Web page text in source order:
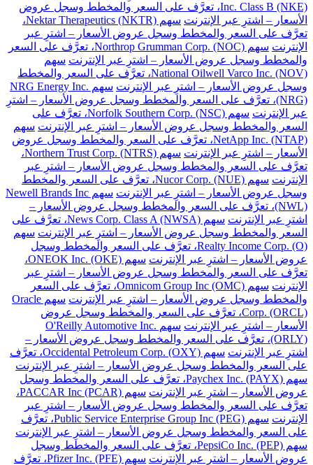
Inc. Class B (NKE)، تعرَّف على السعر والمخطط وسجل عروض
الأسعار – اشترِ عبر الإنترنت
سهم Nektar Therapeutics (NKTR)،
تعرَّف على السعر والمخطط وسجل عروض الأسعار – اشترِ عبر
الإنترنت
سهم Northrop Grumman Corp. (NOC)، تعرَّف على السعر
والمخطط وسجل عروض الأسعار – اشترِ عبر الإنترنت سهم
National Oilwell Varco Inc. (NOV)، تعرَّف على السعر والمخطط
وسجل عروض الأسعار – اشترِ عبر الإنترنت
سهم NRG Energy Inc.
(NRG)، تعرَّف على السعر والمخطط وسجل عروض الأسعار – اشترِ
عبر الإنترنت
سهم Norfolk Southern Corp. (NSC)، تعرَّف على
السعر والمخطط وسجل عروض الأسعار – اشترِ عبر الإنترنت سهم
NetApp Inc. (NTAP)، تعرَّف على السعر والمخطط وسجل عروض
الأسعار – اشترِ عبر الإنترنت
سهم Northern Trust Corp. (NTRS)،
تعرَّف على السعر والمخطط وسجل عروض الأسعار – اشترِ عبر
الإنترنت
سهم Nucor Corp. (NUE)، تعرَّف على السعر والمخطط
وسجل عروض الأسعار – اشترِ عبر الإنترنت
سهم Newell Brands Inc
(NWL)، تعرَّف على السعر والمخطط وسجل عروض الأسعار –
اشترِ عبر الإنترنت
سهم News Corp. Class A (NWSA)، تعرَّف على
السعر والمخطط وسجل عروض الأسعار – اشترِ عبر الإنترنت سهم
Realty Income Corp. (O)، تعرَّف على السعر والمخطط وسجل
عروض الأسعار – اشترِ عبر الإنترنت
سهم ONEOK Inc. (OKE)،
تعرَّف على السعر والمخطط وسجل عروض الأسعار – اشترِ عبر
الإنترنت
سهم Omnicom Group Inc (OMC)، تعرَّف على السعر
والمخطط وسجل عروض الأسعار – اشترِ عبر الإنترنت
سهم Oracle
Corp. (ORCL)، تعرَّف على السعر والمخطط وسجل عروض
الأسعار – اشترِ عبر الإنترنت
سهم O'Reilly Automotive Inc.
(ORLY)، تعرَّف على السعر والمخطط وسجل عروض الأسعار –
اشترِ عبر الإنترنت
سهم Occidental Petroleum Corp. (OXY)، تعرَّف
على السعر والمخطط وسجل عروض الأسعار – اشترِ عبر الإنترنت
سهم Paychex Inc. (PAYX)، تعرَّف على السعر والمخطط وسجل
عروض الأسعار – اشترِ عبر الإنترنت
سهم PACCAR Inc (PCAR)،
تعرَّف على السعر والمخطط وسجل عروض الأسعار – اشترِ عبر
الإنترنت
سهم Public Service Enterprise Group Inc (PEG)، تعرَّف
على السعر والمخطط وسجل عروض الأسعار – اشترِ عبر الإنترنت
سهم PepsiCo Inc. (PEP)، تعرَّف على السعر والمخطط وسجل
عروض الأسعار – اشترِ عبر الإنترنت
سهم Pfizer Inc. (PFE)، تعرَّف